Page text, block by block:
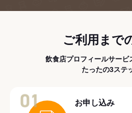
ご利用まで
飲食店プロフィールサービ
たったの3ステ
お申し込み